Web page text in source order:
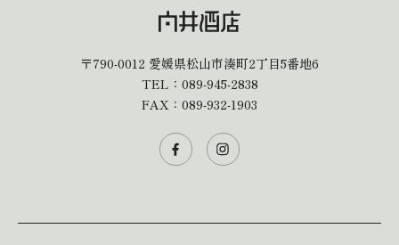
〒790-0012 愛媛県松山市湊町2丁目5番地6
TEL： 089-945-2838
FAX：089-932-1903